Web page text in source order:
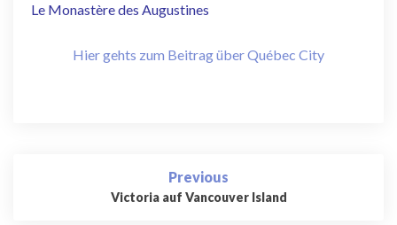
Le Monastère des Augustines
Hier gehts zum Beitrag über Québec City
Previous
Victoria auf Vancouver Island